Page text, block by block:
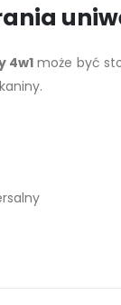
4w1 może być